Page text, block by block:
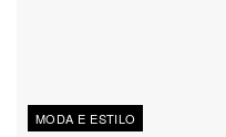
MODA E ESTILO